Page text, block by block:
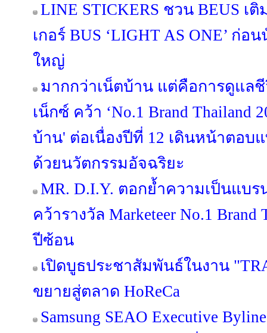
LINE STICKERS ชวน BEUS
เกอร์ BUS ‘LIGHT AS ONE’ ก่
ใหญ่
มากกว่าเน็ตบ้าน แต่คือการดูแล
เน็กซ์ คว้า ‘No.1 Brand Thailand
บ้าน' ต่อเนื่องปีที่ 12 เดินหน้าตอบ
ด้วยนวัตกรรมอัจฉริยะ
MR. D.I.Y. ตอกย้ำความเป็นแบ
คว้ารางวัล Marketeer No.1 Brand
ปีซ้อน
เปิดบูธประชาสัมพันธ์ในงาน
ขยายสู่ตลาด HoReCa
Samsung SEAO Executive